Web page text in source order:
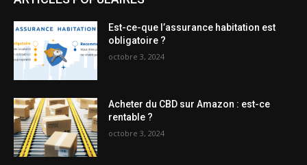
Est-ce-que l’assurance habitation est
obligatoire ?
octobre 3, 2024
Acheter du CBD sur Amazon : est-ce
rentable ?
octobre 3, 2024